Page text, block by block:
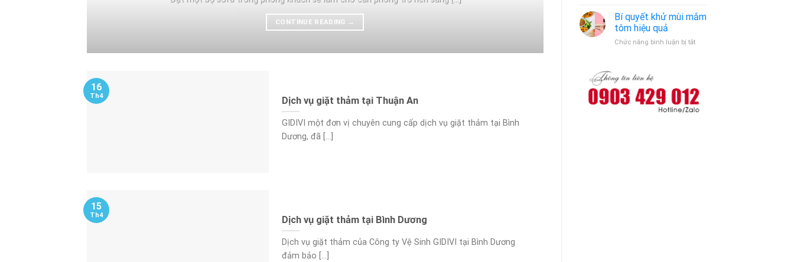
CONTINUE READING →
Dịch vụ giặt thảm tại Thuận An
GIDIVI một đơn vị chuyên cung cấp dịch vụ giặt thảm tại Bình
Dương, đã [...]
16
Th4
Dịch vụ giặt thảm tại Bình Dương
Dịch vụ giặt thảm của Công ty Vệ Sinh GIDIVI tại Bình Dương
đảm bảo [...]
15
Th4
Cát
vụ
vệ
máy
Bí quyết khử mùi mắm
tôm hiệu quả
Chức năng bình luận bị tắtở
mắm
tôm
hiệu